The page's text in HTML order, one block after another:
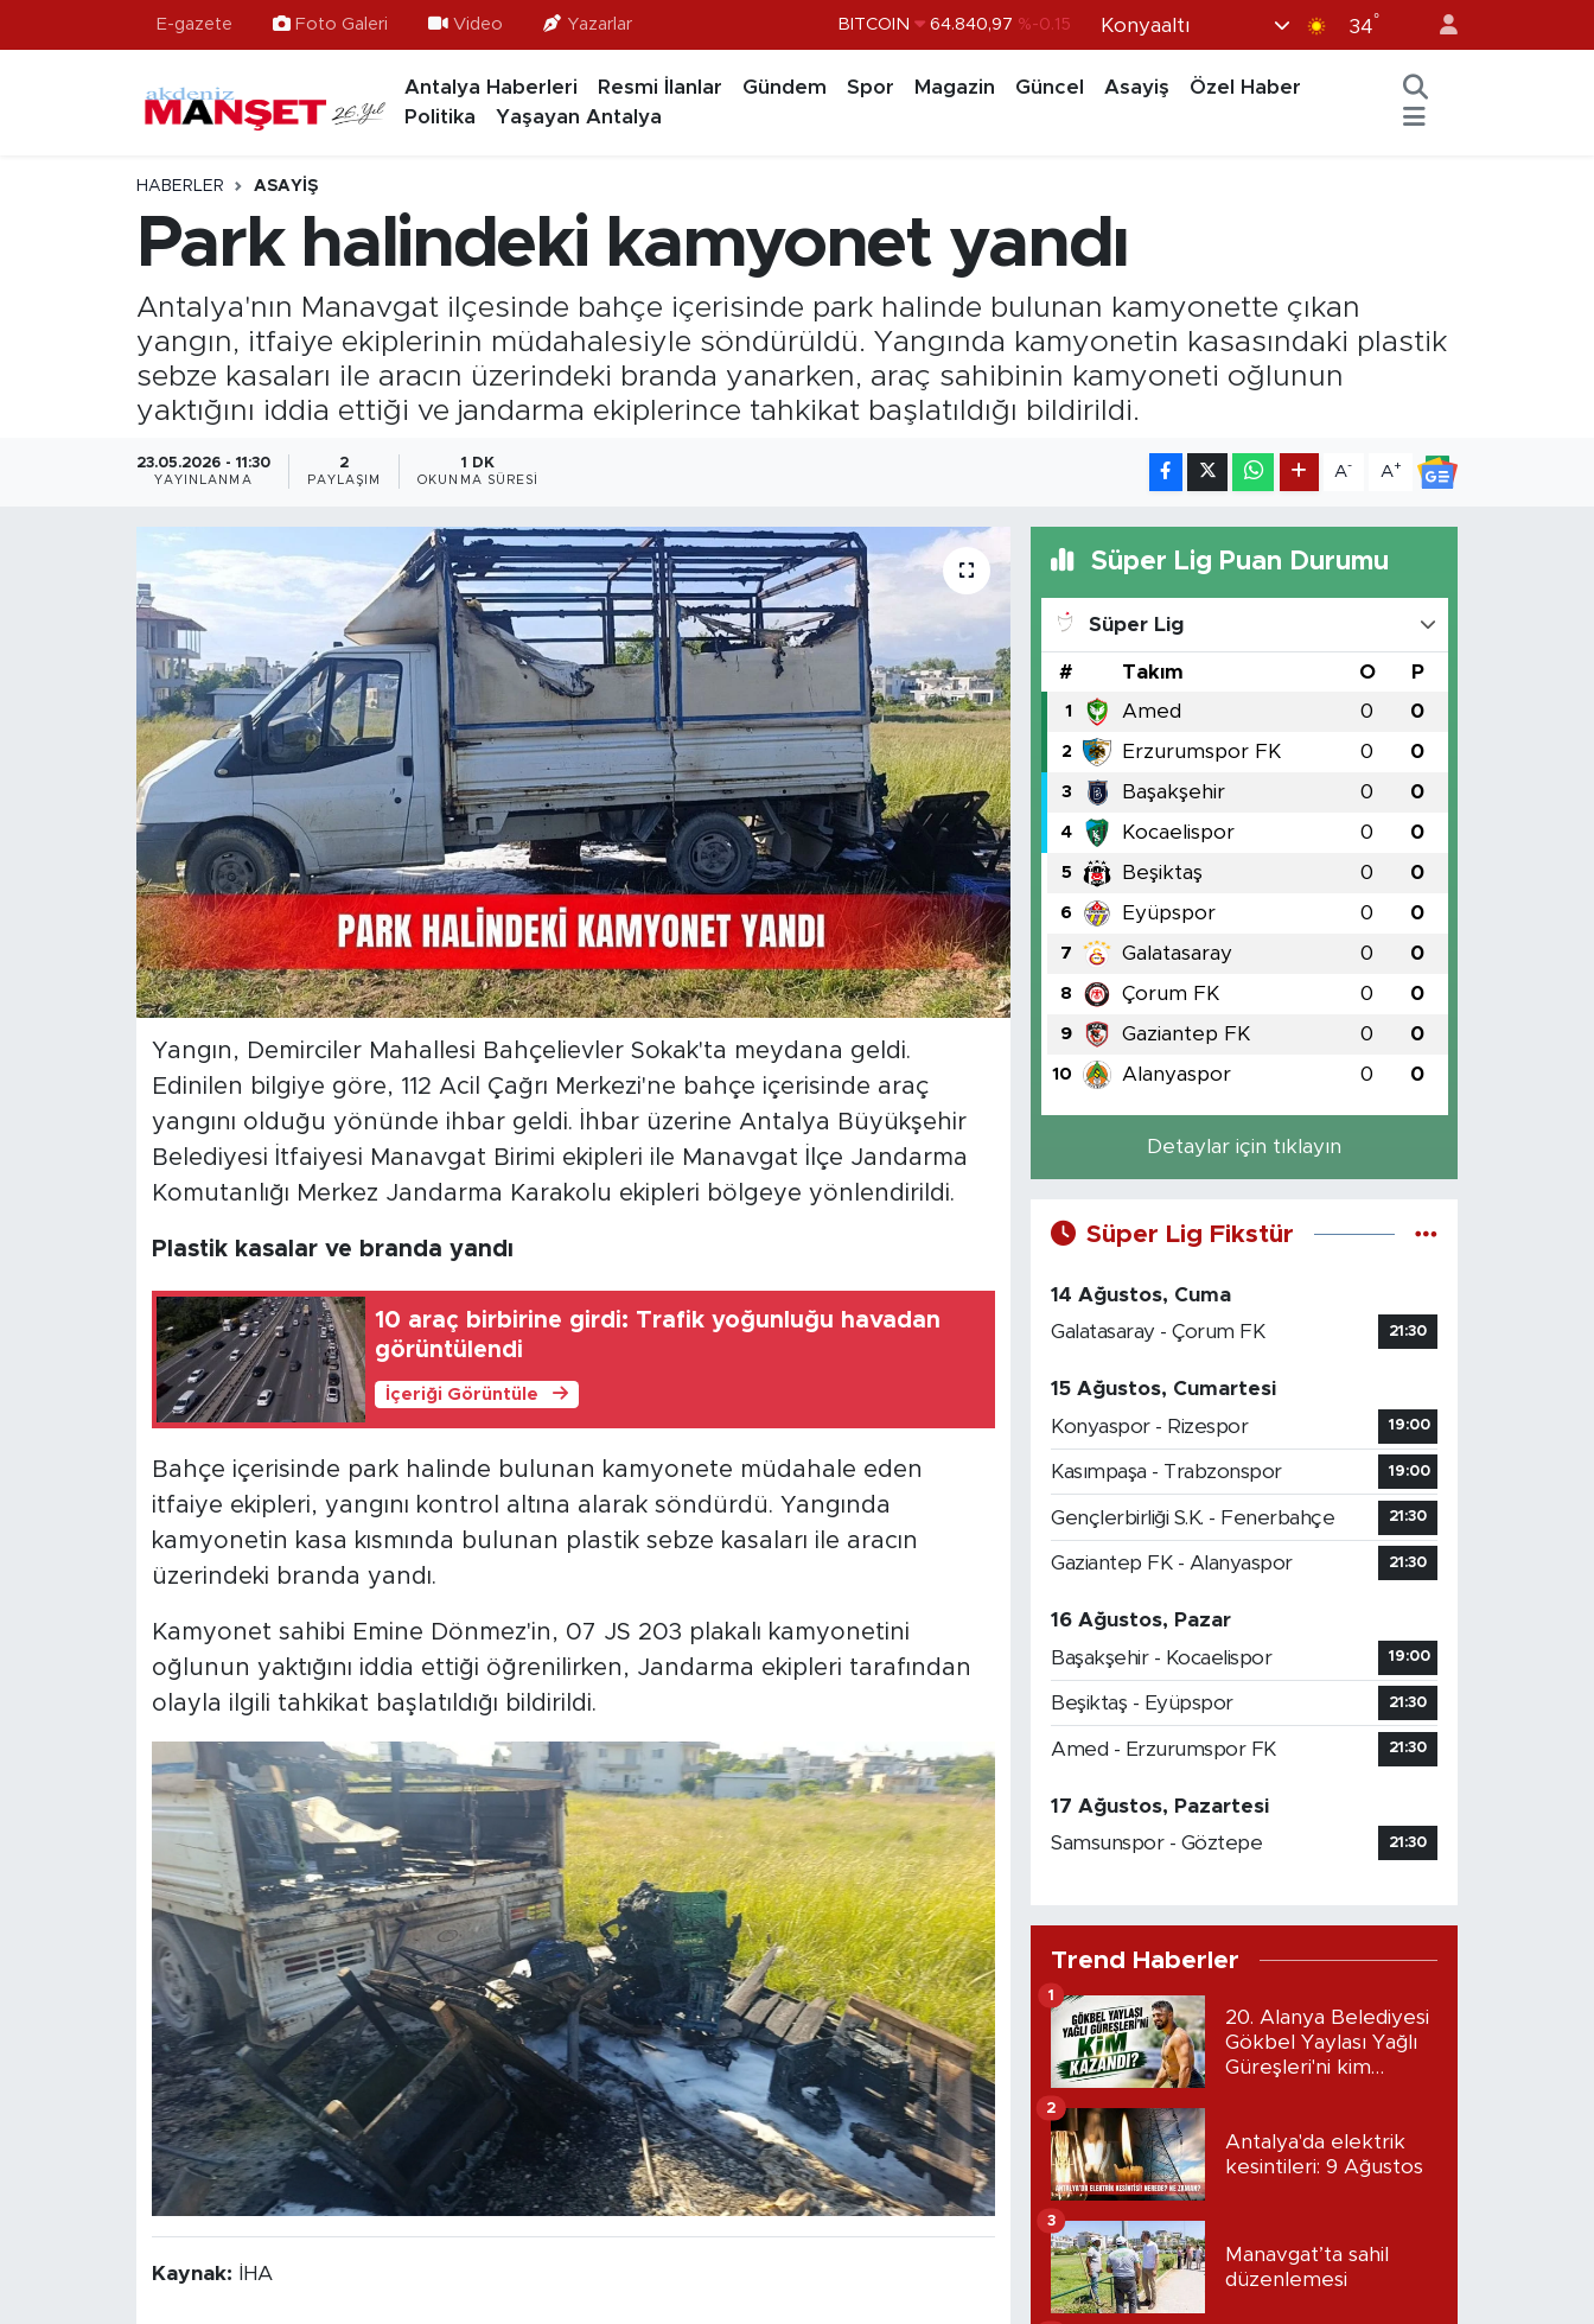
E-gazete Foto Galeri Video Yazarlar
DOLAR 47,7436 %0.18
EURO 55,2510 %0.32
BİST100
Konyaaltı 34°
Antalya Haberleri Resmi İlanlar Gündem Spor Magazin Güncel Asayiş
Özel Haber
Politika
Yaşayan Antalya
HABERLER ASAYIŞ
Park halindeki kamyonet yandı
Antalya'nın Manavgat ilçesinde bahçe içerisinde park halinde bulunan kamyonette çıkan
yangın, itfaiye ekiplerinin müdahalesiyle söndürüldü. Yangında kamyonetin kasasındaki plastik
sebze kasaları ile aracın üzerindeki branda yanarken, araç sahibinin kamyoneti oğlunun
yaktığını iddia ettiği ve jandarma ekiplerince tahkikat başlatıldığı bildirildi.
23.05.2026 - 11:30
YAYINLANMA
2
PAYLAŞIM
1 DK
OKUNMA SÜRESI
A- A+
Yangın, Demirciler Mahallesi Bahçelievler Sokak'ta meydana geldi.
Edinilen bilgiye göre, 112 Acil Çağrı Merkezi'ne bahçe içerisinde araç
yangını olduğu yönünde ihbar geldi. İhbar üzerine Antalya Büyükşehir
Belediyesi İtfaiyesi Manavgat Birimi ekipleri ile Manavgat İlçe Jandarma
Komutanlığı Merkez Jandarma Karakolu ekipleri bölgeye yönlendirildi.
Plastik kasalar ve branda yandı
10 araç birbirine girdi: Trafik yoğunluğu havadan
görüntülendi
İçeriği Görüntüle
Bahçe içerisinde park halinde bulunan kamyonete müdahale eden
itfaiye ekipleri, yangını kontrol altına alarak söndürdü. Yangında
kamyonetin kasa kısmında bulunan plastik sebze kasaları ile aracın
üzerindeki branda yandı.
Kamyonet sahibi Emine Dönmez'in, 07 JS 203 plakalı kamyonetini
oğlunun yaktığını iddia ettiği öğrenilirken, Jandarma ekipleri tarafından
olayla ilgili tahkikat başlatıldığı bildirildi.
Kaynak: İHA
Süper Lig Puan Durumu
Süper Lig
# Takım O P
1 Amed 0 0
2 Erzurumspor FK 0 0
3 Başakşehir 0 0
4 Kocaelispor 0 0
5 Beşiktaş 0 0
6 Eyüpspor 0 0
7 Galatasaray 0 0
8 Çorum FK 0 0
9 Gaziantep FK 0 0
10 Alanyaspor 0 0
Detaylar için tıklayın
Süper Lig Fikstür
14 Ağustos, Cuma
Galatasaray - Çorum FK
21:30
15 Ağustos, Cumartesi
Konyaspor - Rizespor
19:00
Kasımpaşa - Trabzonspor 19:00
Gençlerbirliği S.K. - Fenerbahçe 21:30
Gaziantep FK - Alanyaspor 21:30
16 Ağustos, Pazar
Başakşehir - Kocaelispor
19:00
Beşiktaş - Eyüpspor 21:30
Amed - Erzurumspor FK 21:30
17 Ağustos, Pazartesi
Samsunspor - Göztepe
21:30
Trend Haberler
20. Alanya Belediyesi
Gökbel Yaylası Yağlı
Güreşleri'ni kim
1
Antalya'da elektrik
kesintileri: 9 Ağustos
2
Manavgat’ta sahil
düzenlemesi
3
Ekonomi
Güncel
Gündem
Magazin
Özel Haber
Resmi İlanlar
Turizm
Antalya Nöbetçi Eczaneler
Antalya Trafik Yoğunluk Haritası
Süper Lig Puan Durumu ve Fikstür
Tüm Manşetler
Son Dakika Haberleri